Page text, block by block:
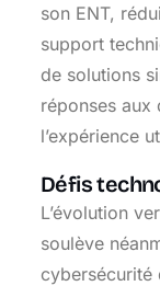
son ENT,
support
de solutions
réponses aux
l’expérience
Défis
L’évolution
soulève
cybersécurité